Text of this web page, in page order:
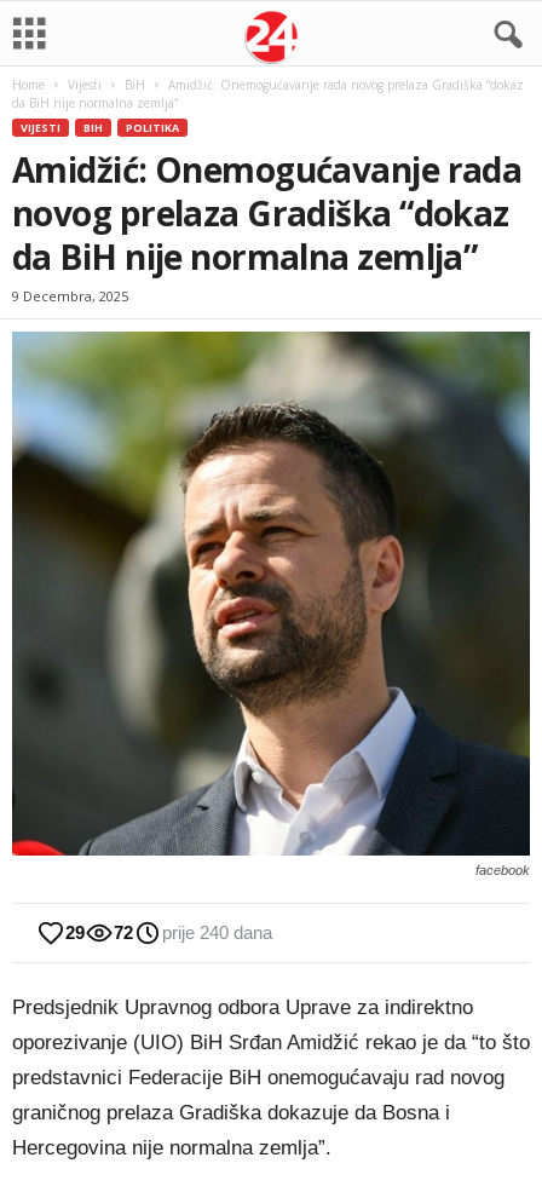
Home Vijesti BiH
Amidžić: Onemogućavanje rada novog prelaza Gradiška “dokaz
da BiH nije normalna zemlja”
VIJESTI BIH POLITIKA
Amidžić: Onemogućavanje rada
novog prelaza Gradiška “dokaz
da BiH nije normalna zemlja”
9 Decembra, 2025
facebook
29 72 prije 240 dana
Predsjednik Upravnog odbora Uprave za indirektno
oporezivanje (UIO) BiH Srđan Amidžić rekao je da “to što
predstavnici Federacije BiH onemogućavaju rad novog
graničnog prelaza Gradiška dokazuje da Bosna i
Hercegovina nije normalna zemlja”.